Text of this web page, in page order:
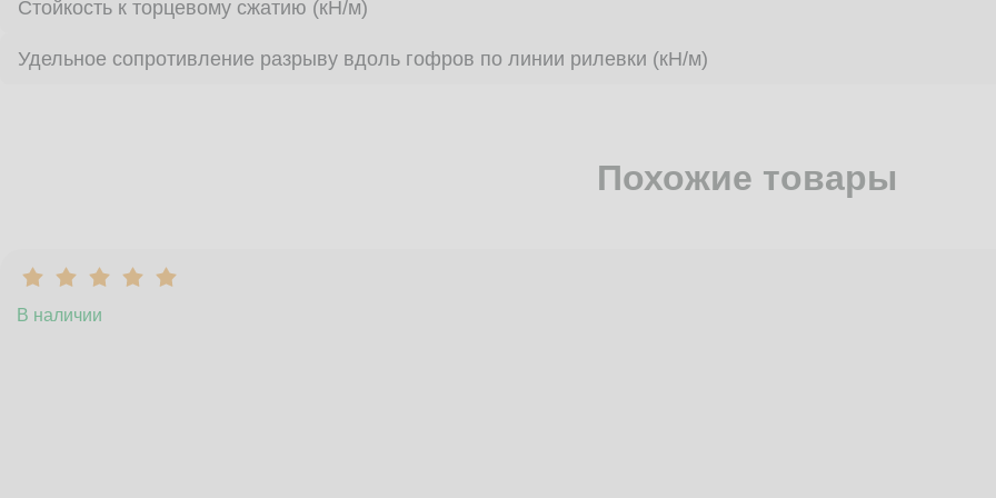
Стойкость к торцевому сжатию (кН/м)
Удельное сопротивление разрыву вдоль гофров по линии рилевки (кН/м)
Похожие товары
В наличии